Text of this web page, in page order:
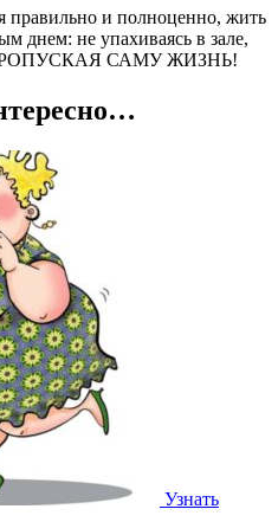
и полноценно, жить
днем: не упахиваясь в зале,
ПРОПУСКАЯ САМУ ЖИЗНЬ!
Узнать